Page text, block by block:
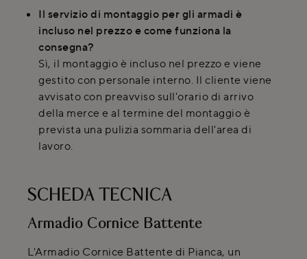
Il servizio di montaggio per gli armadi è
incluso nel prezzo e come funziona la
consegna?
Sì, il montaggio è incluso nel prezzo e viene
gestito con personale interno. Il cliente viene
avvisato con preavviso sull'orario di arrivo
della merce e al termine del montaggio è
prevista una pulizia sommaria dell'area di
lavoro.
SCHEDA TECNICA
Armadio Cornice Battente
L'Armadio Cornice Battente di Pianca, un